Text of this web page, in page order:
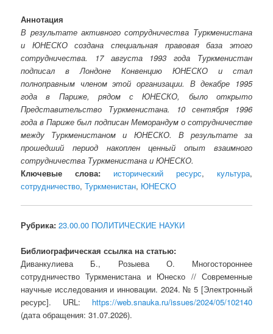
Аннотация
В результате активного сотрудничества Туркменистана
и ЮНЕСКО создана специальная правовая база этого
сотрудничества. 17 августа 1993 года Туркменистан
подписал в Лондоне Конвенцию ЮНЕСКО и стал
полноправным членом этой организации. В декабре 1995
года в Париже, рядом с ЮНЕСКО, было открыто
Представительство Туркменистана. 10 сентября 1996
года в Париже был подписан Меморандум о сотрудничестве
между Туркменистаном и ЮНЕСКО. В результате за
прошедший период накоплен ценный опыт взаимного
сотрудничества Туркменистана и ЮНЕСКО.
Ключевые слова:
исторический ресурс, культура,
сотрудничество,Туркменистан, ЮНЕСКО
Рубрика: 23.00.00 ПОЛИТИЧЕСКИЕ НАУКИ
Библиографическая ссылка на статью:
Диванкулиева Б., Розыева О. Многостороннее
сотрудничество Туркменистана и Юнеско // Современные
научные исследования и инновации. 2024. № 5 [Электронный
ресурс]. URL: https://web.snauka.ru/issues/2024/05/102140
(дата обращения: 31.07.2026).